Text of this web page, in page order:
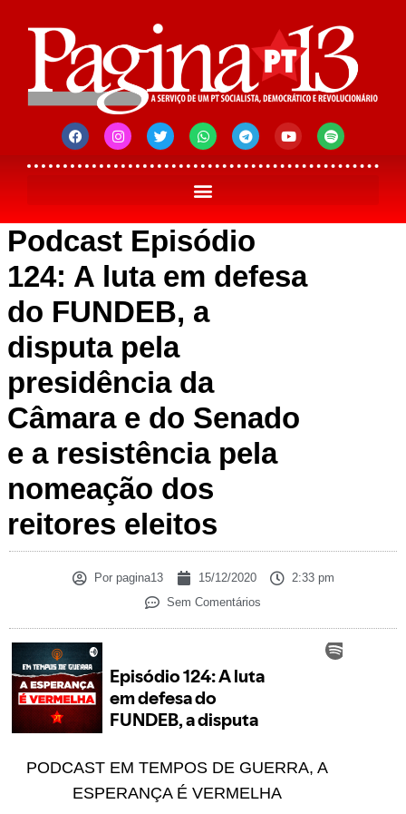
Podcast Episódio
124: A luta em defesa
do FUNDEB, a
disputa pela
presidência da
Câmara e do Senado
e a resistência pela
nomeação dos
reitores eleitos
Porpagina13 15/12/2020
2:33 pm
Sem Comentários
PODCAST EM TEMPOS DE GUERRA, A
ESPERANÇA É VERMELHA